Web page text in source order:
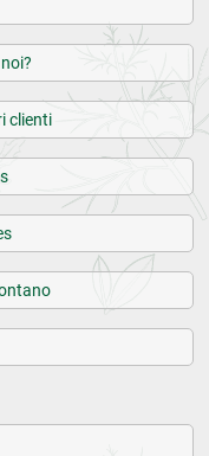
clienti